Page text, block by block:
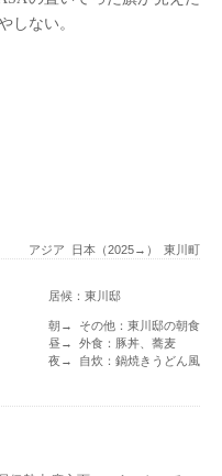
しない。
アジア 日本（2025→） 東川町
居候：東川邸
朝→ その他：東川邸の朝食
昼→ 外食：豚丼、蕎麦
夜→ 自炊：鍋焼きうどん風